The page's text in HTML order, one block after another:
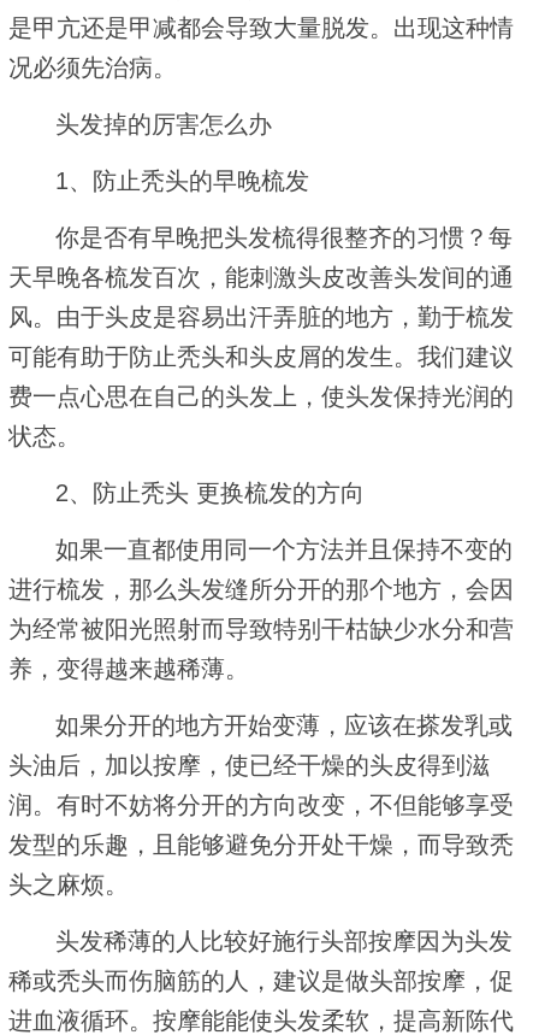
是甲亢还是甲减都会导致大量脱发。出现这种情
况必须先治病。
头发掉的厉害怎么办
1、防止秃头的早晚梳发
你是否有早晚把头发梳得很整齐的习惯？每
天早晚各梳发百次，能刺激头皮改善头发间的通
风。由于头皮是容易出汗弄脏的地方，勤于梳发
可能有助于防止秃头和头皮屑的发生。我们建议
费一点心思在自己的头发上，使头发保持光润的
状态。
2、防止秃头 更换梳发的方向
如果一直都使用同一个方法并且保持不变的
进行梳发，那么头发缝所分开的那个地方，会因
为经常被阳光照射而导致特别干枯缺少水分和营
养，变得越来越稀薄。
如果分开的地方开始变薄，应该在搽发乳或
头油后，加以按摩，使已经干燥的头皮得到滋
润。有时不妨将分开的方向改变，不但能够享受
发型的乐趣，且能够避免分开处干燥，而导致秃
头之麻烦。
头发稀薄的人比较好施行头部按摩因为头发
稀或秃头而伤脑筋的人，建议是做头部按摩，促
进血液循环。按摩能能使头发柔软，提高新陈代